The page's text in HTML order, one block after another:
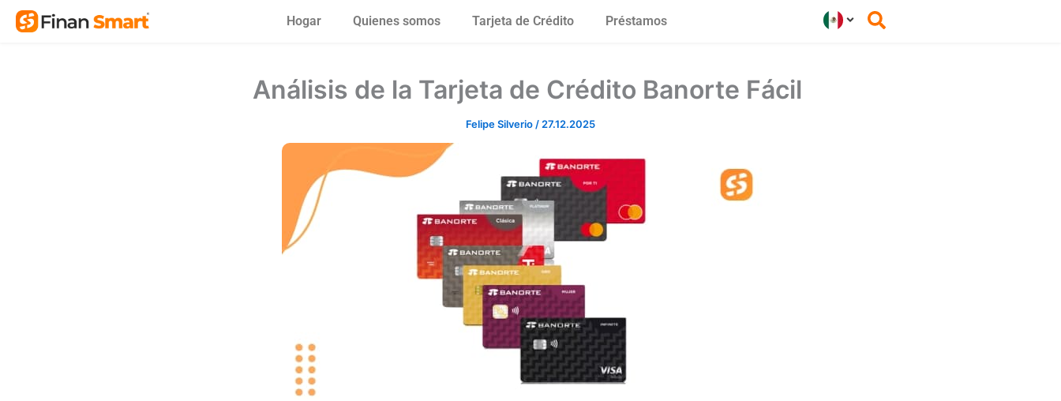
Skip
Hogar Quienes somos Tarjeta de Crédito Préstamos
Análisis de la Tarjeta de Crédito Banorte Fácil
Felipe Silverio / 27.12.2025